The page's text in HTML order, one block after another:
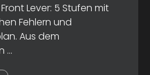
Lever: 5 Stufen mit
Fehlern und
Aus dem
...